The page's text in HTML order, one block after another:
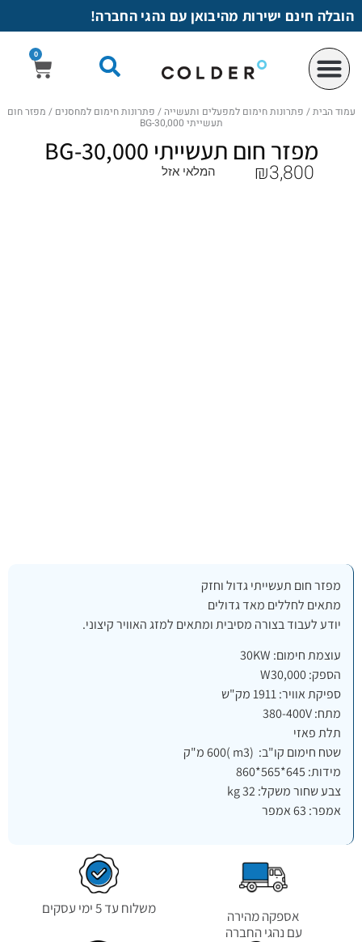
לתוכן
הובלה חינם ישירות מהיבואן עם נהגי החברה!
0
עמוד הבית/ פתרונות חימום למפעלים ותעשייה / פתרונות חימום למחסנים / מפזר חום
תעשייתי BG-30,000
מפזר חום תעשייתי BG-30,000
₪3,800 המלאי אזל
מפזר חום תעשייתי גדול וחזק
מתאים לחללים מאד גדולים
יודע לעבוד בצורה מסיבית ומתאים למזג האוויר קיצוני.
עוצמת חימום: 30KW
הספק: W30,000
ספיקת אוויר: 1911 מק"ש
מתח: 380-400V
תלת פאזי
שטח חימום קו"ב: (m3 )600 מ"ק
מידות: 645*565*860
צבע שחור משקל: 32 kg
אמפר: 63 אמפר
אספקה מהירה
עם נהגי החברה
משלוח עד 5 ימי עסקים